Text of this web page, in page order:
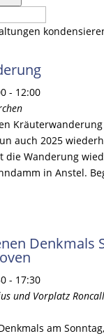
- 12:00
auch 2025
die Wanderung
in Anstel.
Denkmals
- 17:30
und Vorplatz
am